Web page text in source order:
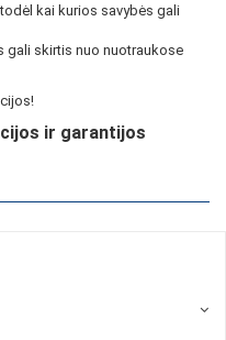
kai kurios savybės gali
gali skirtis nuo nuotraukose
ir garantijos